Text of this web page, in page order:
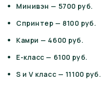
Минивэн — 5700 руб.
Спринтер — 8100 руб.
Камри — 4600 руб.
Е-класс — 6100 руб.
S и V класс — 11100 руб.